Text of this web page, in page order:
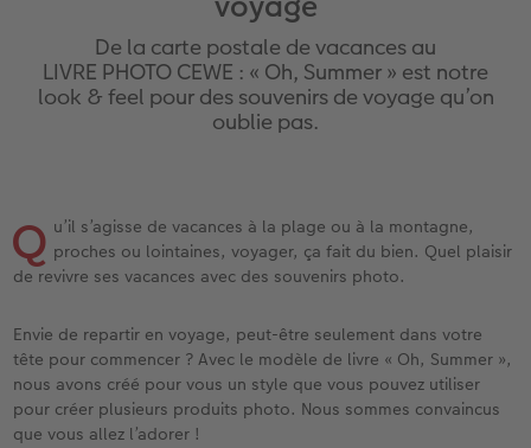
Étui personnalisé
Pochette souvenirs
LIVRE PHOTO CEWE Bébé
Premières étapes
Possibilités de commande
Exemples
Témoignages clients
Tirages photo sur papier recyclé
Poster premium
Lot de photos
Tirages immédiats
Accessoires
Affiche carte personnalisée
Pêle-mêle
Photo sur alu-dibond
Tableau photo Prestige
Photo sur carton mousse
Autres occasions
Cartes à rabat
Cartes photo
Carte à l’unité
École et bureau
Animaux de compagnie
Tirages créatifs
Idées de cadeaux
Carte cadeau CEWE
Coques en silicone
Coques en polycarbonate
Coques en cuir
Coques avec cordon
Calendriers muraux avec design
Calendrier mural A4
Calendrier mural A4 Panorama
Calendrier de bureau carré
Carte de vœux personnalisée
Planche de photos
Pêle-mêle
Photos d’identité biométriques
pour l’anniversaire
Cadeaux de fête des mères
Cadeaux pour le départ
pour les jeunes mariés
Mariage
Livre de l’année
Concours photos
De la carte postale de vacances au
LIVRE PHOTO CEWE : « Oh, Summer » est notre
look & feel pour des souvenirs de voyage qu’on
oublie pas.
Q u’il s’agisse de vacances à la plage ou à la montagne,
proches ou lointaines, voyager, ça fait du bien. Quel plaisir
de revivre ses vacances avec des souvenirs photo.
Envie de repartir en voyage, peut-être seulement dans votre
tête pour commencer ? Avec le modèle de livre « Oh, Summer »,
nous avons créé pour vous un style que vous pouvez utiliser
pour créer plusieurs produits photo. Nous sommes convaincus
que vous allez l’adorer !